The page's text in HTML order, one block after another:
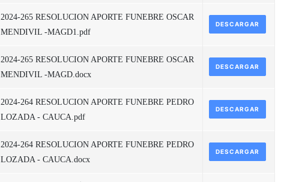
2024-265 RESOLUCION APORTE FUNEBRE OSCAR
MENDIVIL -MAGD1.pdf
DESCARGAR
2024-265 RESOLUCION APORTE FUNEBRE OSCAR
MENDIVIL -MAGD.docx
DESCARGAR
2024-264 RESOLUCION APORTE FUNEBRE PEDRO
LOZADA - CAUCA.pdf
DESCARGAR
2024-264 RESOLUCION APORTE FUNEBRE PEDRO
LOZADA - CAUCA.docx
DESCARGAR